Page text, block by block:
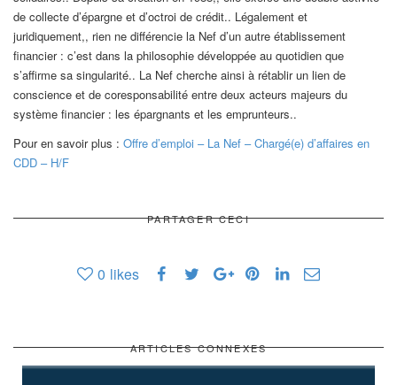
de collecte d’épargne et d’octroi de crédit.. Légalement et
juridiquement,, rien ne différencie la Nef d’un autre établissement
financier : c’est dans la philosophie développée au quotidien que
s’affirme sa singularité.. La Nef cherche ainsi à rétablir un lien de
conscience et de coresponsabilité entre deux acteurs majeurs du
système financier : les épargnants et les emprunteurs..
Pour en savoir plus : Offre d’emploi – La Nef – Chargé(e) d’affaires en
CDD – H/F
PARTAGER CECI
0 likes
ARTICLES CONNEXES